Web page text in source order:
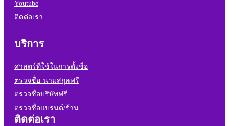
Youtube
ติดต่อเรา
บริการ
ศาสตร์ที่ใช้ในการตั้งชื่อ
ตรวจชื่อ-นามสกุลฟรี
ตรวจชื่อบริษัทฟรี
ตรวจชื่อแบรนด์/ร้าน
ติดต่อเรา